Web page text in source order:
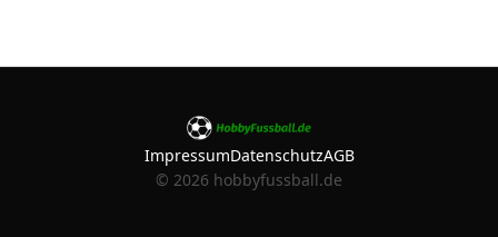
ImpressumDatenschutzAGB
© 2026 hobbyfussball.de